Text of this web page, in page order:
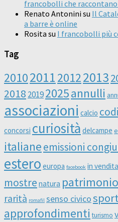
francobolli che
Renato Antonini su Il
a barre è online
Rosita su I francobolli più
Tag
2010201120122013
2018 20192025annulli
associazioni calcio
concorsi curiosità delcampe
italianeemissioni
estero europa facebook in vendita
mostre natura patrimonio
rarità romafil senso civicosport
approfondimenti turismo